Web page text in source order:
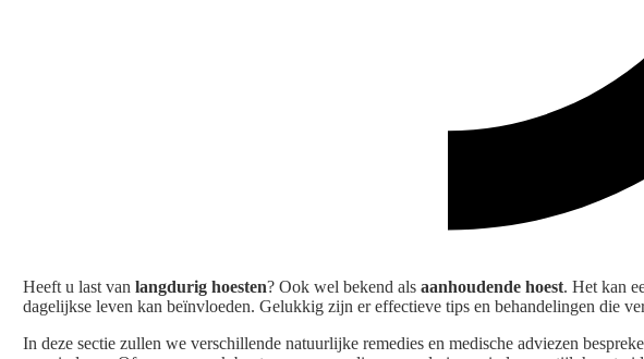
Heeft u last van langdurig hoesten? Ook wel bekend als aanhoudende hoest. Het kan
dagelijkse leven kan beïnvloeden. Gelukkig zijn er effectieve tips en behandelingen die
In deze sectie zullen we verschillende natuurlijke remedies en medische adviezen